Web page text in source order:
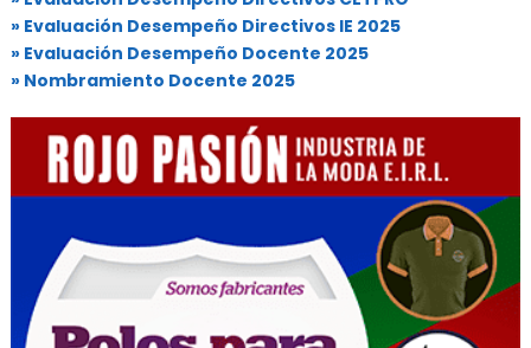
» Evaluación Desempeño Directivos IE 2025
» Evaluación Desempeño Docente 2025
» Nombramiento Docente 2025